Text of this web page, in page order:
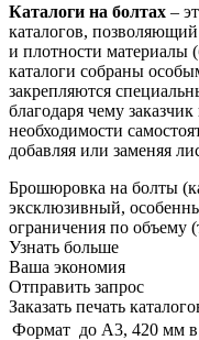
Каталоги на болтах –
каталогов, позволяющий
и плотности материалы
каталоги собраны
закрепляются
благодаря чему
необходимости
добавляя или заменяя
Брошюровка на болты
эксклюзивный,
ограничения по объему
Узнать больше
Ваша экономия
Отправить запрос
Заказать печать
Формат до А3, 420 мм в